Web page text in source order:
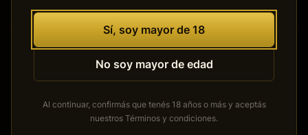
Sí, soy mayor de 18
No soy mayor de edad
Al continuar, confirmás que tenés 18 años o más y aceptás
nuestros Términos y condiciones.
Se está cocinando algo grande. Nuestra tienda está en
obras y pronto abrirá sus puertas.